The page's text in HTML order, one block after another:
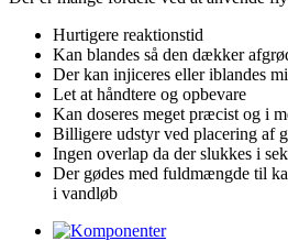
Hurtigere reaktionstid
Kan blandes så den dækker
Der kan injiceres eller iblandes
Let at håndtere og opbevare
Kan doseres meget præcist og i
Billigere udstyr ved placering af
Ingen overlap da der slukkes i
Der gødes med fuldmængde til
i vandløb